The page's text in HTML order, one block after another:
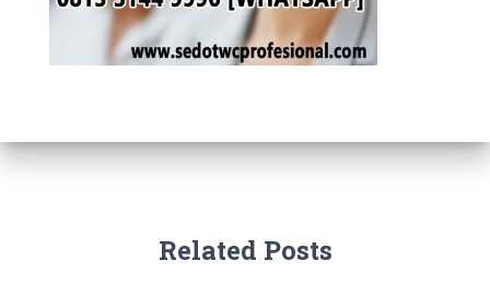
Related Posts